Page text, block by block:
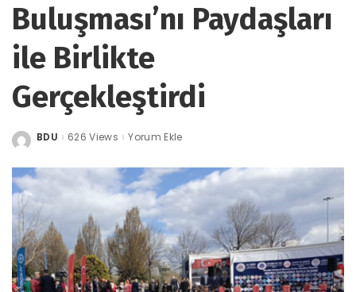
Buluşması’nı Paydaşları
ile Birlikte
Gerçekleştirdi
Posted
BDU 626 Views Yorum Ekle